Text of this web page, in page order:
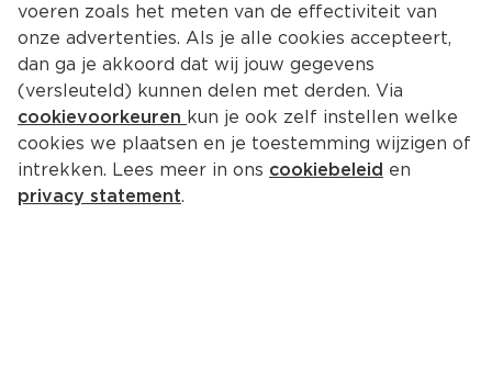
voeren zoals het meten van de effectiviteit van
onze advertenties. Als je alle cookies accepteert,
dan ga je akkoord dat wij jouw gegevens
(versleuteld) kunnen delen met derden. Via
cookievoorkeuren kun je ook zelf instellen welke
cookies we plaatsen en je toestemming wijzigen of
intrekken. Lees meer in ons cookiebeleid en
privacy statement.